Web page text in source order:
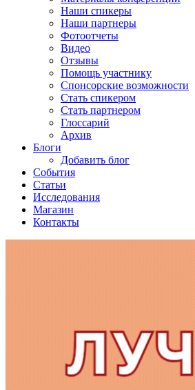
Наши спикеры
Наши партнеры
Фотоотчеты
Видео
Отзывы
Помощь участнику
Спонсорские возможности
Стать спикером
Стать партнером
Глоссарий
Архив
Блоги
Добавить блог
События
Статьи
Исследования
Магазин
Контакты